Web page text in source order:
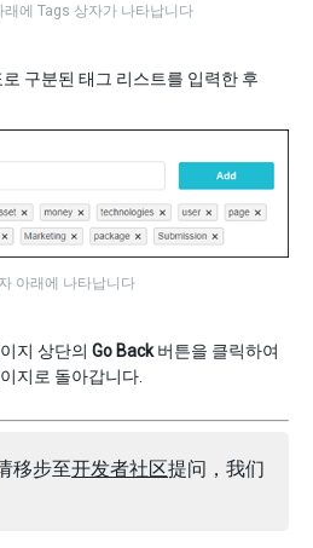
에 Tags 상자가 나타납니다
구분된 태그 리스트를 입력한 후
아래에 나타납니다
지 상단의 Go Back버튼을 클릭하여
지로 돌아갑니다.
移步至开发者社区提问，我们